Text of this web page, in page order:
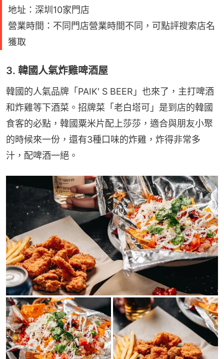
地址：深圳10家門店
營業時間：不同門店營業時間不同，可點評搜索店名
獲取
3. 韓國人氣炸雞啤酒屋
韓國的人氣品牌「PAIK' S BEER」也來了，主打啤酒
和炸雞等下酒菜。招牌菜「老白塔可」是到店的韓國
食客的必點，韓國粟米片配上莎莎，適合與朋友小聚
的時候來一份，還有3種口味的炸雞，炸得非常多
汁，配啤酒一絕。